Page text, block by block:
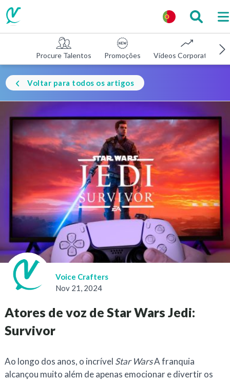
Procure Talentos Promoções Vídeos Corporativos
Voltar para todos os artigos
Voice Crafters
Nov 21, 2024
Atores de voz de Star Wars Jedi:
Survivor
Ao longo dos anos, o incrível Star WarsA franquia
alcançou muito além de apenas emocionar e divertir os